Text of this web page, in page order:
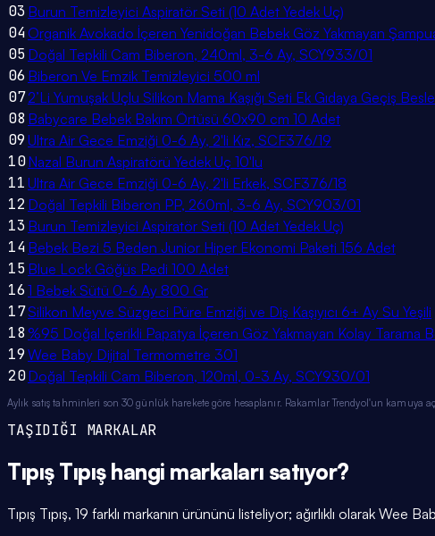
03 Burun Temizleyici Aspiratör Seti (10 Adet Yedek Uç)
04 Organik Avokado İçeren Yenidoğan Bebek Göz Yakmayan
05 Doğal Tepkili Cam Biberon, 240ml, 3-6 Ay, SCY933/01
06 Biberon Ve Emzik Temizleyici 500 ml
072’Li Yumuşak Uçlu Silikon Mama Kaşığı Seti Ek Gıdaya Geçiş
08 Babycare Bebek Bakım Örtüsü 60x90 cm 10 Adet
09 Ultra Air Gece Emziği 0-6 Ay, 2'li Kız, SCF376/19
10Nazal Burun Aspiratörü Yedek Uç 10'lu
11 Ultra Air Gece Emziği 0-6 Ay, 2'li Erkek, SCF376/18
12 Doğal Tepkili Biberon PP, 260ml, 3-6 Ay, SCY903/01
13 Burun Temizleyici Aspiratör Seti (10 Adet Yedek Uç)
14 Bebek Bezi 5 Beden Junior Hiper Ekonomi Paketi 156 Adet
15 Blue Lock Göğüs Pedi 100 Adet
16 1 Bebek Sütü 0-6 Ay 800 Gr
17Silikon Meyve Süzgeci Püre Emziği ve Diş Kaşıyıcı 6+ Ay Su Yeşili
18 %95 Doğal Içerikli Papatya İçeren Göz Yakmayan Kolay Tarama
19 Wee Baby Dijital Termometre 301
20Doğal Tepkili Cam Biberon, 120ml, 0-3 Ay, SCY930/01
Aylık satış tahminleri son 30 günlük harekete göre hesaplanır. Rakamlar Trendyol'un kamuya
TAŞIDIĞI MARKALAR
Tıpış Tıpışhangi markaları satıyor?
Tıpış Tıpış, 19 farklı markanın ürününü listeliyor; ağırlıklı olarak